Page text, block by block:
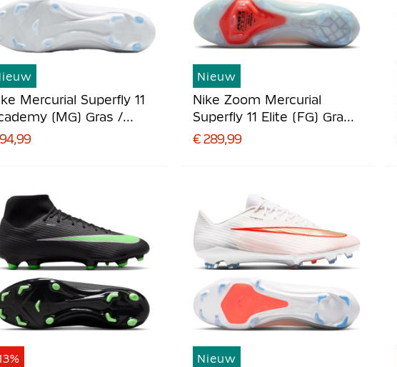
Mercurial Superfly 11
(MG) Gras /
Nieuw
Nike Zoom Mercurial
Superfly 11 Elite (FG) Gras
Voetbalschoenen Wit
€ 289,99
Nieuw